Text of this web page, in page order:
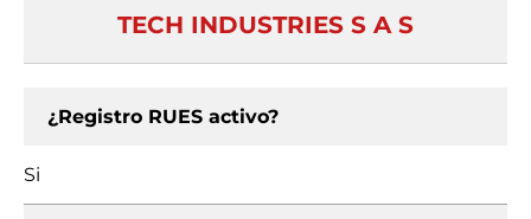
TECH INDUSTRIES S A S
¿Registro RUES activo?
Si